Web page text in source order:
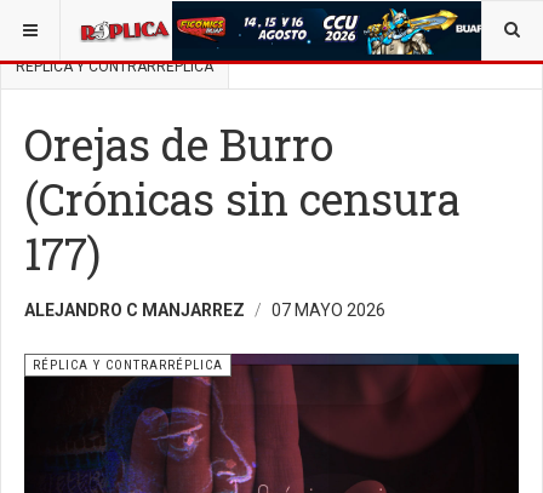
ESTÁ AQUÍ: BUSCAR UN ARTÍCULO EN POLÍTICA
RÉPLICA Y CONTRARRÉPLICA
Orejas de Burro
(Crónicas sin censura
177)
ALEJANDRO C MANJARREZ 07 MAYO 2026
RÉPLICA Y CONTRARRÉPLICA